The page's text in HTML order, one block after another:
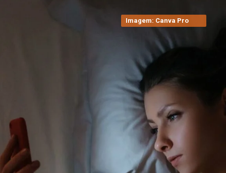
Imagem: Canva Pro